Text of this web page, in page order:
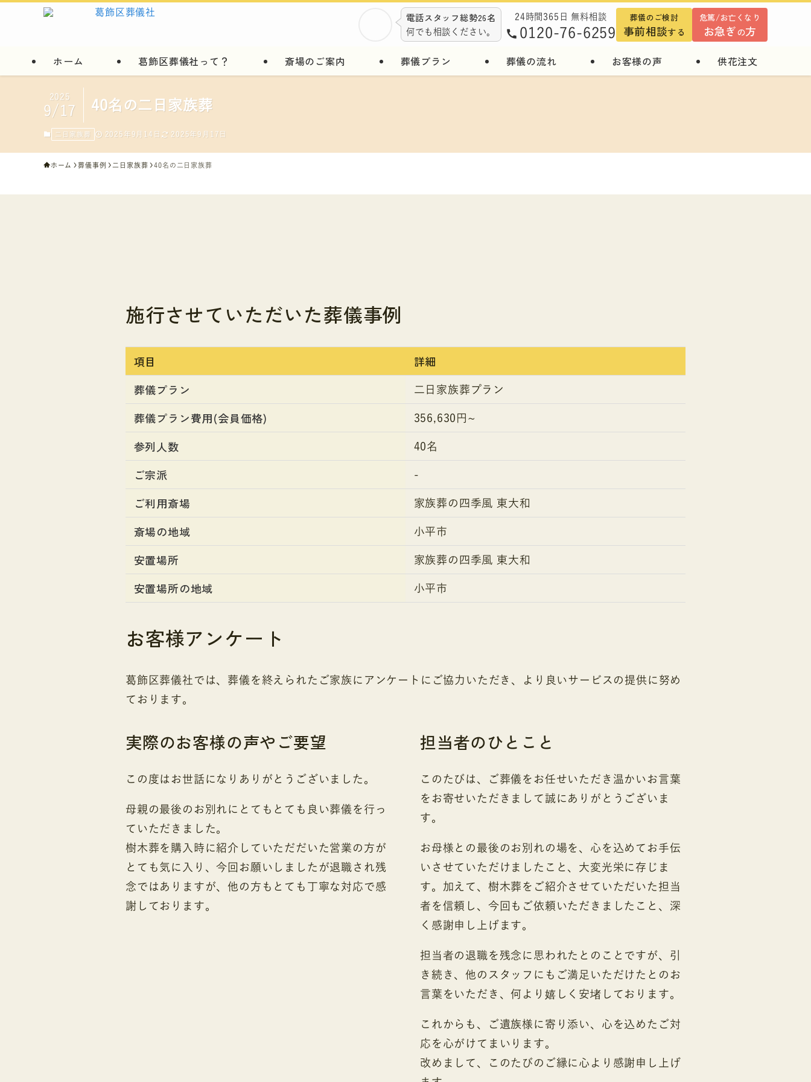
ホーム 葛飾区葬儀社って？ 斎場のご案内 葬儀プラン 葬儀の流れ お客様の声 供花注文
電話スタッフ総勢26名
何でも相談ください。
24時間365日 無料相談
0120-76-6259
葬儀のご検討
事前相談する
危篤/お亡くなり
お急ぎの方
40名の二日家族葬
2025
9/17
二日家族葬 2025年9月14日 2025年9月17日
ホーム 葬儀事例 二日家族葬 40名の二日家族葬
施行させていただいた葬儀事例
項目
詳細
葬儀プラン
二日家族葬プラン
葬儀プラン費用(会員価格) 356,630円~
参列人数 40名
ご宗派 -
ご利用斎場 家族葬の四季風 東大和
斎場の地域 小平市
安置場所 家族葬の四季風 東大和
安置場所の地域 小平市
お客様アンケート
葛飾区葬儀社では、葬儀を終えられたご家族にアンケートにご協力いただき、より良いサービスの提供に努め
ております。
実際のお客様の声やご要望
この度はお世話になりありがとうございました。
母親の最後のお別れにとてもとても良い葬儀を行っ
ていただきました。
樹木葬を購入時に紹介していただだいた営業の方が
とても気に入り、今回お願いしましたが退職され残
念ではありますが、他の方もとても丁寧な対応で感
謝しております。
担当者のひとこと
このたびは、ご葬儀をお任せいただき温かいお言葉
をお寄せいただきまして誠にありがとうございま
す。
お母様との最後のお別れの場を、心を込めてお手伝
いさせていただけましたこと、大変光栄に存じま
す。加えて、樹木葬をご紹介させていただいた担当
者を信頼し、今回もご依頼いただきましたこと、深
く感謝申し上げます。
担当者の退職を残念に思われたとのことですが、引
き続き、他のスタッフにもご満足いただけたとのお
言葉をいただき、何より嬉しく安堵しております。
これからも、ご遺族様に寄り添い、心を込めたご対
応を心がけてまいります。
改めまして、このたびのご縁に心より感謝申し上げ